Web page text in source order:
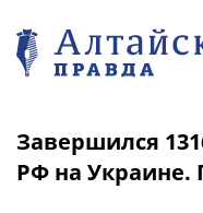
Завершился
РФ на Украине.